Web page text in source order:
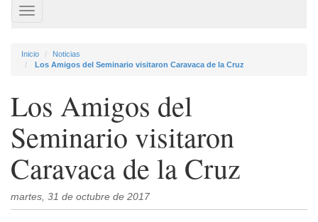
Toggle
navigation
Inicio
Noticias
Los Amigos del Seminario visitaron Caravaca de la Cruz
Los Amigos del
Seminario visitaron
Caravaca de la Cruz
martes, 31 de octubre de 2017